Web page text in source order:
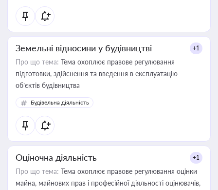
Земельні відносини у будівництві +1
Про що тема: Тема охоплює правове регулювання
підготовки, здійснення та введення в експлуатацію
об’єктів будівництва
Будівельна діяльність
Оціночна діяльність +1
Про що тема: Тема охоплює правове регулювання оцінки
майна, майнових прав і професійної діяльності оцінювачів,